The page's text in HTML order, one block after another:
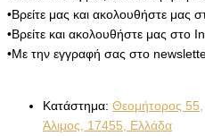
•Βρείτε μας και ακολουθήστε μας
•Βρείτε και ακολουθήστε μας στο
•Με την εγγραφή σας στο
Κατάστημα: Θεομήτορος 55,
Άλιμος, 17455, Ελλάδα